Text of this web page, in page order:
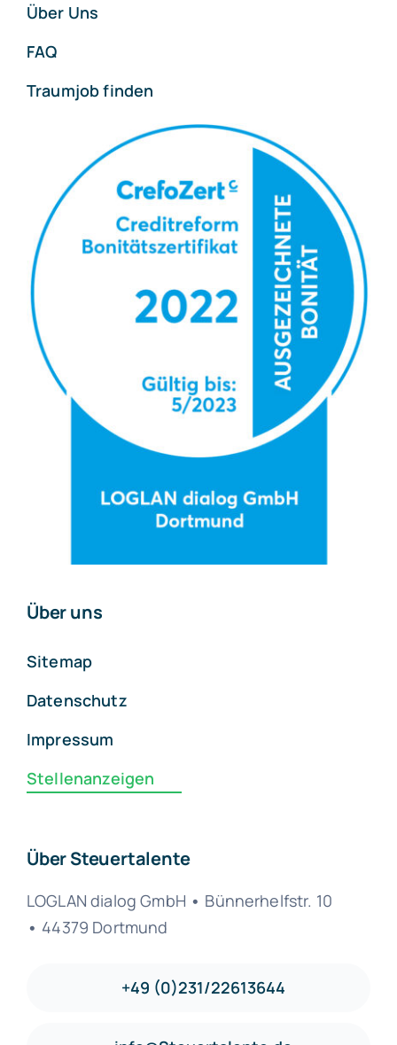
Über Uns
FAQ
Traumjob finden
Über uns
Sitemap
Datenschutz
Impressum
Stellenanzeigen
Über Steuertalente
LOGLAN dialog GmbH • Bünnerhelfstr. 10
• 44379 Dortmund
+49 (0)231/22613644